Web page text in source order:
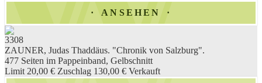
ANSEHEN
3308
ZAUNER, Judas Thaddäus. "Chronik von Salzburg".
477 Seiten im Pappeinband, Gelbschnitt
Limit 20,00 € Zuschlag 130,00 € Verkauft